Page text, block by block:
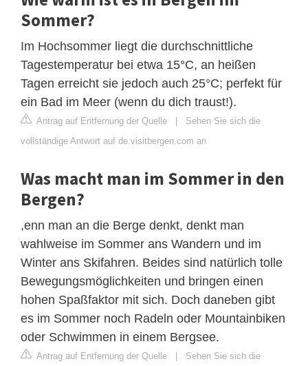
Sommer?
Im Hochsommer liegt die durchschnittliche
Tagestemperatur bei etwa 15°C, an heißen
Tagen erreicht sie jedoch auch 25°C; perfekt für
ein Bad im Meer (wenn du dich traust!).
Antrag auf Entfernung der Quelle | Sehen Sie sich die
vollständige Antwort auf de.visitbergen.com an
Was macht man im Sommer in den
Bergen?
,enn man an die Berge denkt, denkt man
wahlweise im Sommer ans Wandern und im
Winter ans Skifahren. Beides sind natürlich tolle
Bewegungsmöglichkeiten und bringen einen
hohen Spaßfaktor mit sich. Doch daneben gibt
es im Sommer noch Radeln oder Mountainbiken
oder Schwimmen in einem Bergsee.
Antrag auf Entfernung der Quelle | Sehen Sie sich die